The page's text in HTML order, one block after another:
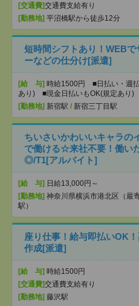
[交通費]交通費支給有り
[勤務地] 平沼橋駅から徒歩12分
短時間シフトあり！WEB
ーなどの仕分け[派遣]
[給 与] 時給1500円 ■日払い・週
あり) ■現金日払いもOK(規定あり)
[勤務地] 新宿駅 / 新宿三丁目駅
ちいさいかわいいキャラの
で働ける☆来社不要！働い
◎/T1[アルバイト]
[給 与] 日給13,000円～
[勤務地] 神奈川県横浜市港北区（最
駅）
座り仕事！給与即払いOK
作成[派遣]
[給 与] 時給1500円
[交通費]交通費支給有り
[勤務地] 藤沢駅